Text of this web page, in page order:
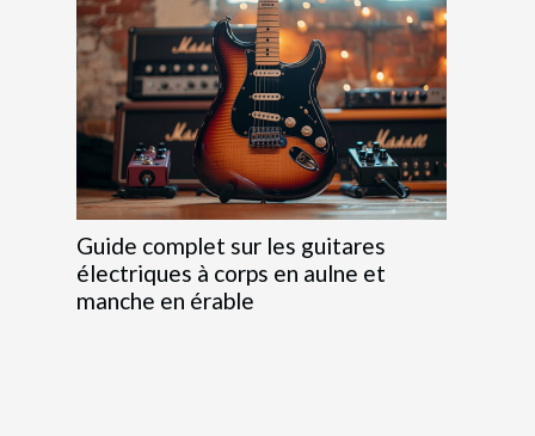
Guide complet sur les guitares
électriques à corps en aulne et
manche en érable